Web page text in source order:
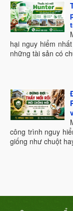
hại nguy hiểm
những tài sản có
công trình nguy
giống như chuột